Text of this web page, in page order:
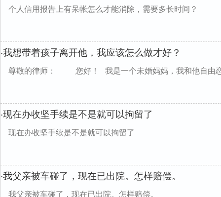
个人信用报告上有呆帐怎么才能消除，需要多长时间？
·我想带着孩子离开他，我应该怎么做才好？
尊敬的律师： 您好！ 我是一个未婚妈妈，我和他自由
·现在办收坚手续是不是就可以拘留了
现在办收坚手续是不是就可以拘留了
·我父亲被车碰了，现在已出院。怎样赔偿。
我父亲被车碰了，现在已出院。怎样赔偿。